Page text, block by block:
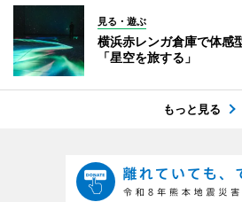
見る・遊ぶ
横浜赤レンガ倉庫で体感
「星空を旅する」
もっと見る